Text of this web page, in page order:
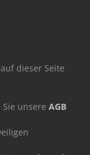
dieser Seite
unsere AGB